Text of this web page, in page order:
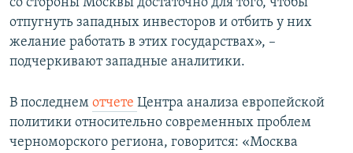
отпугнуть западных инвесторов и отбить у них
желание работать в этих государствах», –
подчеркивают западные аналитики.
В последнем отчете Центра анализа европейской
политики относительно современных проблем
черноморского региона, говорится: «Москва